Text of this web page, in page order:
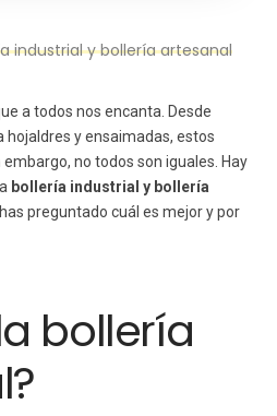
industrial y bollería artesanal
a todos nos encanta. Desde
hojaldres y ensaimadas, estos
no todos son iguales. Hay
bollería industrial y bollería
has preguntado cuál es mejor y por
bollería